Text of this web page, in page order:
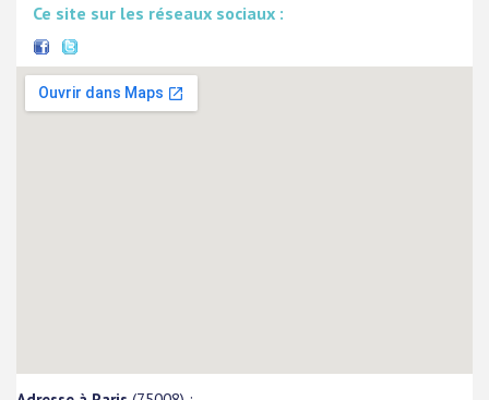
Ce site sur les réseaux sociaux :